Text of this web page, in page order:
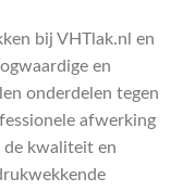
bij VHTlak.nl en
en
onderdelen tegen
afwerking
de kwaliteit en